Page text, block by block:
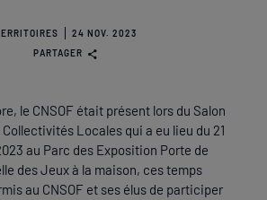
24 NOV. 2023
PARTAGER
le CNSOF était présent lors du Salon
Locales qui a eu lieu du 21
au Parc des Exposition Porte de
des Jeux à la maison, ces temps
au CNSOF et ses élus de participer